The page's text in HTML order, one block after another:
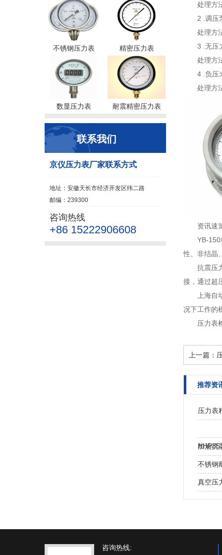
不锈钢压力表 精密压力表
数显压力表 耐震精密压力表
联系我们
京仪压力表厂家联系方式
地址：安徽天长市经济开发区纬二路
邮编：239300
咨询热线
+86 15222906608
处理方
2 .调压
处理方
3 .无压
处理方
4 .负压
处理方
资讯速
YB-
性、非结晶
抗震压
接，通过超
上海
况下工作的
压力表
上一篇：
推荐资
压力表
加油抗
不锈钢
真空压
咨询热线: